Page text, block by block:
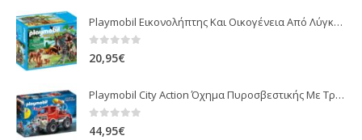
Playmobil Εικονολήπτης Και Οικογένεια Από Λύγκες 5561
0 out of 5
20,95€
Playmobil City Action Όχημα Πυροσβεστικής Με Τροχαλία Ρυμούλκησης 9466
0 out of 5
44,95€